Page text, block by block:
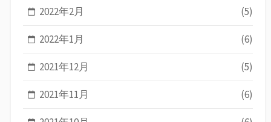
2022年2月 (5)
2022年1月 (6)
2021年12月 (5)
2021年11月 (6)